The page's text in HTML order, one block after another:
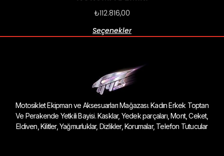
₺112.816,00
Seçenekler
Motosiklet Ekipman ve Aksesuarları Mağazası. Kadın Erkek Toptan
Ve Perakende Yetkili Bayisi. Kasklar, Yedek parçaları, Mont, Ceket,
Eldiven, Kilitler, Yağmurluklar, Dizlikler, Korumalar, Telefon Tutucular